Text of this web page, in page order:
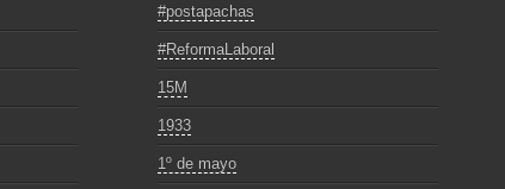
#postapachas
#ReformaLaboral
15M
1933
1º de mayo